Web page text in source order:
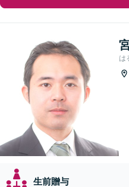
は
生前贈与